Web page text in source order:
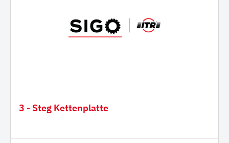
3 - Steg Kettenplatte